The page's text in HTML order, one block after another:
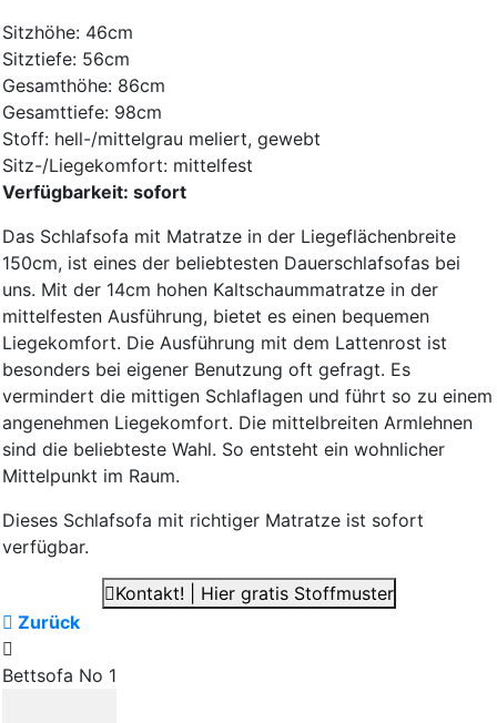
Sitzhöhe: 46cm
Sitztiefe: 56cm
Gesamthöhe: 86cm
Gesamttiefe: 98cm
Stoff: hell-/mittelgrau meliert, gewebt
Sitz-/Liegekomfort: mittelfest
Verfügbarkeit: sofort
Das Schlafsofa mit Matratze in der Liegeflächenbreite
150cm, ist eines der beliebtesten Dauerschlafsofas bei
uns. Mit der 14cm hohen Kaltschaummatratze in der
mittelfesten Ausführung, bietet es einen bequemen
Liegekomfort. Die Ausführung mit dem Lattenrost ist
besonders bei eigener Benutzung oft gefragt. Es
vermindert die mittigen Schlaflagen und führt so zu einem
angenehmen Liegekomfort. Die mittelbreiten Armlehnen
sind die beliebteste Wahl. So entsteht ein wohnlicher
Mittelpunkt im Raum.
Dieses Schlafsofa mit richtiger Matratze ist sofort
verfügbar.
Kontakt! | Hier gratis Stoffmuster
Zurück
Bettsofa No 1